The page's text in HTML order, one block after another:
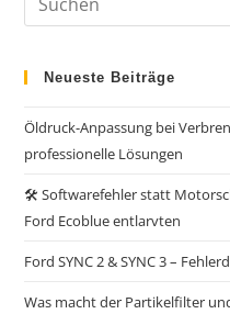
Neueste Beiträge
Öldruck-Anpassung bei
professionelle Lösungen
🛠️ Softwarefehler statt
Ford Ecoblue entlarvten
Ford SYNC 2 & SYNC 3 –
Was macht der Partikelfilter